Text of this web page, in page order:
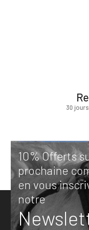
30
10% Offerts
prochaine
en vous
notre